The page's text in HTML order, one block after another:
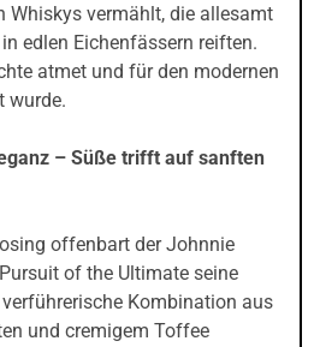
Whiskys vermählt, die allesamt
edlen Eichenfässern reiften.
atmet und für den modernen
wurde.
– Süße trifft auf sanften
offenbart der Johnnie
of the Ultimate seine
verführerische Kombination aus
und cremigem Toffee